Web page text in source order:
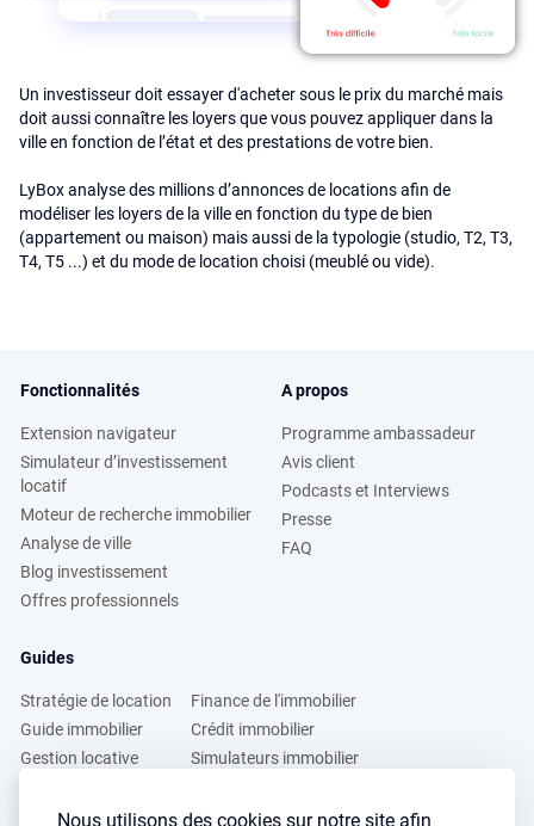
Nous utilisons des cookies sur notre site afin
Un investisseur doit essayer d'acheter sous le prix du marché mais
doit aussi connaître les loyers que vous pouvez appliquer dans la
ville en fonction de l’état et des prestations de votre bien.
LyBox analyse des millions d’annonces de locations afin de
modéliser les loyers de la ville en fonction du type de bien
(appartement ou maison) mais aussi de la typologie (studio, T2, T3,
T4, T5 ...) et du mode de location choisi (meublé ou vide).
Fonctionnalités
Extension navigateur
Simulateur d’investissement
locatif
Moteur de recherche immobilier
Analyse de ville
Blog investissement
Offres professionnels
A propos
Programme ambassadeur
Avis client
Podcasts et Interviews
Presse
FAQ
Guides
Stratégie de location
Guide immobilier
Gestion locative
Finance de l'immobilier
Crédit immobilier
Simulateurs immobilier